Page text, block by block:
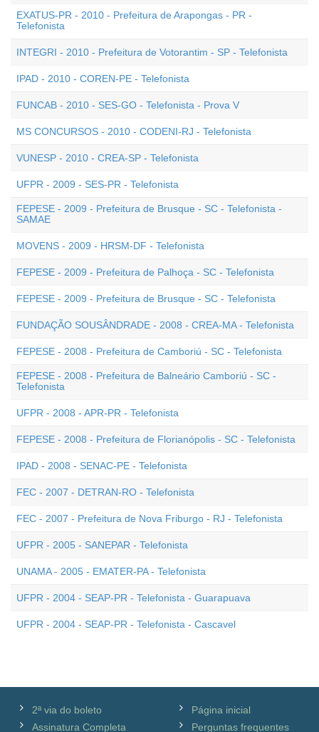
EXATUS-PR - 2010 - Prefeitura de Arapongas - PR -
Telefonista
INTEGRI - 2010 - Prefeitura de Votorantim - SP - Telefonista
IPAD - 2010 - COREN-PE - Telefonista
FUNCAB - 2010 - SES-GO - Telefonista - Prova V
MS CONCURSOS - 2010 - CODENI-RJ - Telefonista
VUNESP - 2010 - CREA-SP - Telefonista
UFPR - 2009 - SES-PR - Telefonista
FEPESE - 2009 - Prefeitura de Brusque - SC - Telefonista -
SAMAE
MOVENS - 2009 - HRSM-DF - Telefonista
FEPESE - 2009 - Prefeitura de Palhoça - SC - Telefonista
FEPESE - 2009 - Prefeitura de Brusque - SC - Telefonista
FUNDAÇÃO SOUSÂNDRADE - 2008 - CREA-MA - Telefonista
FEPESE - 2008 - Prefeitura de Camboriú - SC - Telefonista
FEPESE - 2008 - Prefeitura de Balneário Camboriú - SC -
Telefonista
UFPR - 2008 - APR-PR - Telefonista
FEPESE - 2008 - Prefeitura de Florianópolis - SC - Telefonista
IPAD - 2008 - SENAC-PE - Telefonista
FEC - 2007 - DETRAN-RO - Telefonista
FEC - 2007 - Prefeitura de Nova Friburgo - RJ - Telefonista
UFPR - 2005 - SANEPAR - Telefonista
UNAMA - 2005 - EMATER-PA - Telefonista
UFPR - 2004 - SEAP-PR - Telefonista - Guarapuava
UFPR - 2004 - SEAP-PR - Telefonista - Cascavel
2ª via do boleto
Assinatura Completa
Página inicial
Perguntas frequentes